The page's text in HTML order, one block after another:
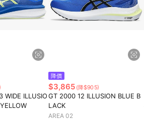
WIDE ILLUSIO
降價
$3,865 (降$905)
GT 2000 12 ILLUSION BLUE B
LACK
AREA 02